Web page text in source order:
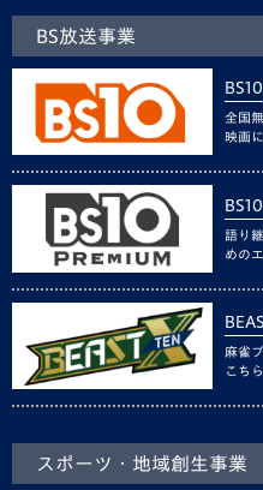
BS放送事業
BS10
全国
映画
語り
めの
麻雀
こち
スポーツ・地域創生事業